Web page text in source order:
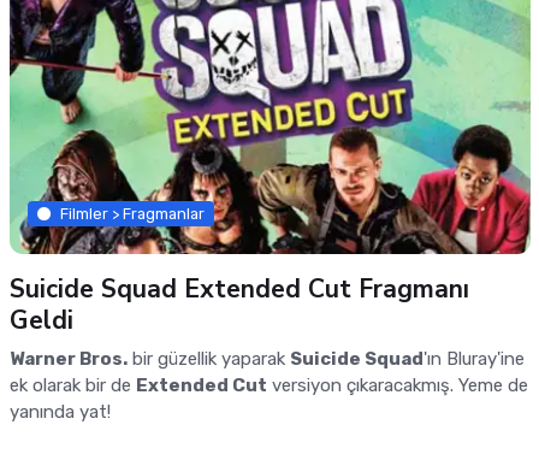
Filmler > Fragmanlar
Suicide Squad Extended Cut Fragmanı
Geldi
Warner Bros.bir güzellik yaparak Suicide Squad'ın Bluray'ine
ek olarak bir de Extended Cut versiyon çıkaracakmış. Yeme de
yanında yat!